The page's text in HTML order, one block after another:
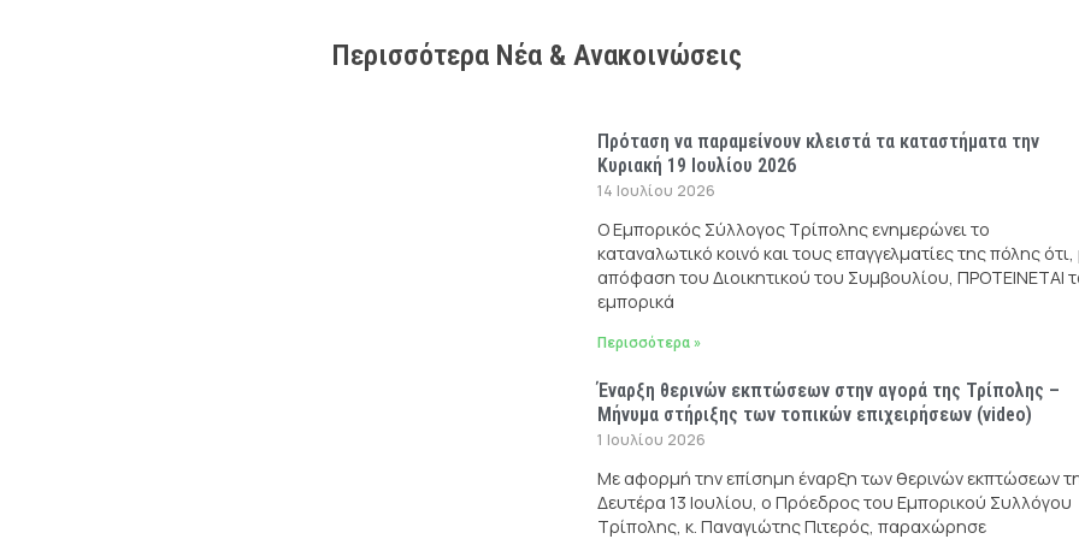
Περισσότερα Νέα & Ανακοινώσεις
Πρόταση να παραμείνουν κλειστά τα καταστήματα την
Κυριακή 19 Ιουλίου 2026
14 Ιουλίου 2026
Ο Εμπορικός Σύλλογος Τρίπολης ενημερώνει το
καταναλωτικό κοινό και τους επαγγελματίες της πόλης ότι,
απόφαση του Διοικητικού του Συμβουλίου, ΠΡΟΤΕΙΝΕΤΑΙ
εμπορικά
Περισσότερα »
Έναρξη θερινών εκπτώσεων στην αγορά της Τρίπολης –
Μήνυμα στήριξης των τοπικών επιχειρήσεων (video)
1 Ιουλίου 2026
Με αφορμή την επίσημη έναρξη των θερινών εκπτώσεων
Δευτέρα 13 Ιουλίου, ο Πρόεδρος του Εμπορικού Συλλόγου
Τρίπολης, κ. Παναγιώτης Πιτερός, παραχώρησε